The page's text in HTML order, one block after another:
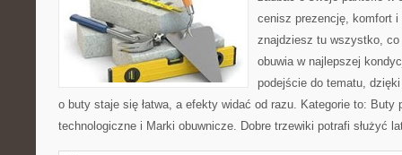
cenisz prezencję, komfort i
znajdziesz tu wszystko,
obuwia w najlepszej
podejście do tematu,
o buty staje się łatwa, a efekty widać od razu. Kategorie to: Buty
technologiczne i Marki obuwnicze. Dobre trzewiki potrafi służyć